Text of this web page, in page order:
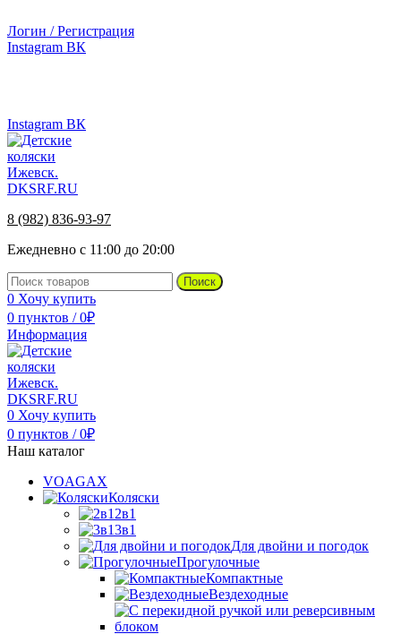
Логин / Регистрация
Instagram ВК
Instagram ВК
8 (982) 836-93-97
Ежедневно с 11:00 до 20:00
Поиск
0 Хочу купить
0 пунктов / 0₽
Информация
0 Хочу купить
0 пунктов / 0₽
Наш каталог
VOAGAX
Коляски
2в1
3в1
Для двойни и погодок
Прогулочные
Компактные
Вездеходные